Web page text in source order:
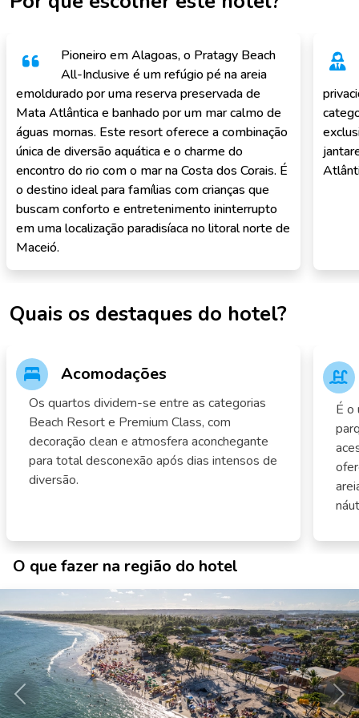
Pioneiro em Alagoas, o Pratagy Beach
All-Inclusive é um refúgio pé na areia
emoldurado por uma reserva preservada de
Mata Atlântica e banhado por um mar calmo de
águas mornas. Este resort oferece a combinação
única de diversão aquática e o charme do
encontro do rio com o mar na Costa dos Corais. É
o destino ideal para famílias com crianças que
buscam conforto e entretenimento ininterrupto
em uma localização paradisíaca no litoral norte de
Maceió.
Quais os destaques do hotel?
Acomodações
Os quartos dividem-se entre as categorias
Beach Resort e Premium Class, com
decoração clean e atmosfera aconchegante
para total desconexão após dias intensos de
diversão.
É o
O que fazer na região do hotel
Anterior